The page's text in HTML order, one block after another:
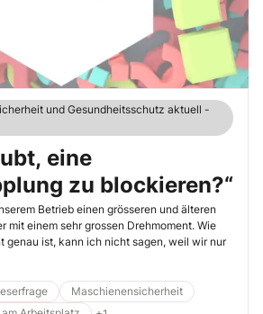
und Gesundheitsschutz aktuell -
eine
zu blockieren?“
Betrieb einen grösseren und älteren
mit einem sehr grossen Drehmoment. Wie
genau ist, kann ich nicht sagen, weil wir nur
Maschienensicherheit